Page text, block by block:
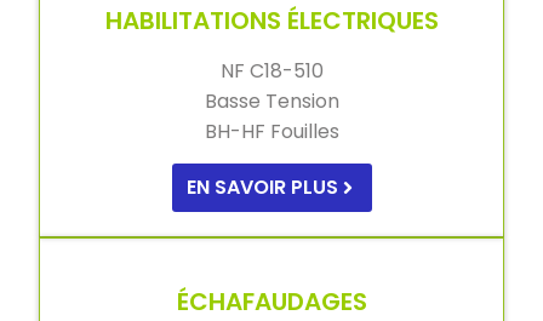
HABILITATIONS ÉLECTRIQUES
NF C18-510
Basse Tension
BH-HF Fouilles
EN SAVOIR PLUS
ÉCHAFAUDAGES